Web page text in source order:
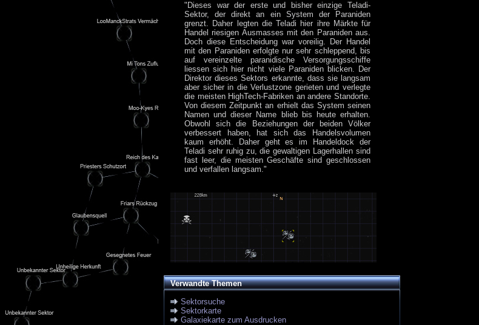
"Dieses war der erste und bisher einzige Teladi-
Sektor, der direkt an ein System der Paraniden
grenzt. Daher legten die Teladi hier ihre Märkte für
Handel riesigen Ausmasses mit den Paraniden aus.
Doch diese Entscheidung war voreilig. Der Handel
mit den Paraniden erfolgte nur sehr schleppend, bis
auf vereinzelte paranidische Versorgungsschiffe
liessen sich hier nicht viele Paraniden blicken. Der
Direktor dieses Sektors erkannte, dass sie langsam
aber sicher in die Verlustzone gerieten und verlegte
die meisten HighTech-Fabriken an andere Standorte.
Von diesem Zeitpunkt an erhielt das System seinen
Namen und dieser Name blieb bis heute erhalten.
Obwohl sich die Beziehungen der beiden Völker
verbessert haben, hat sich das Handelsvolumen
kaum erhöht. Daher geht es im Handeldock der
Teladi sehr ruhig zu, die gewaltigen Lagerhallen sind
fast leer, die meisten Geschäfte sind geschlossen
und verfallen langsam."
Verwandte Themen
Sektorsuche
Sektorkarte
Galaxiekarte zum Ausdrucken